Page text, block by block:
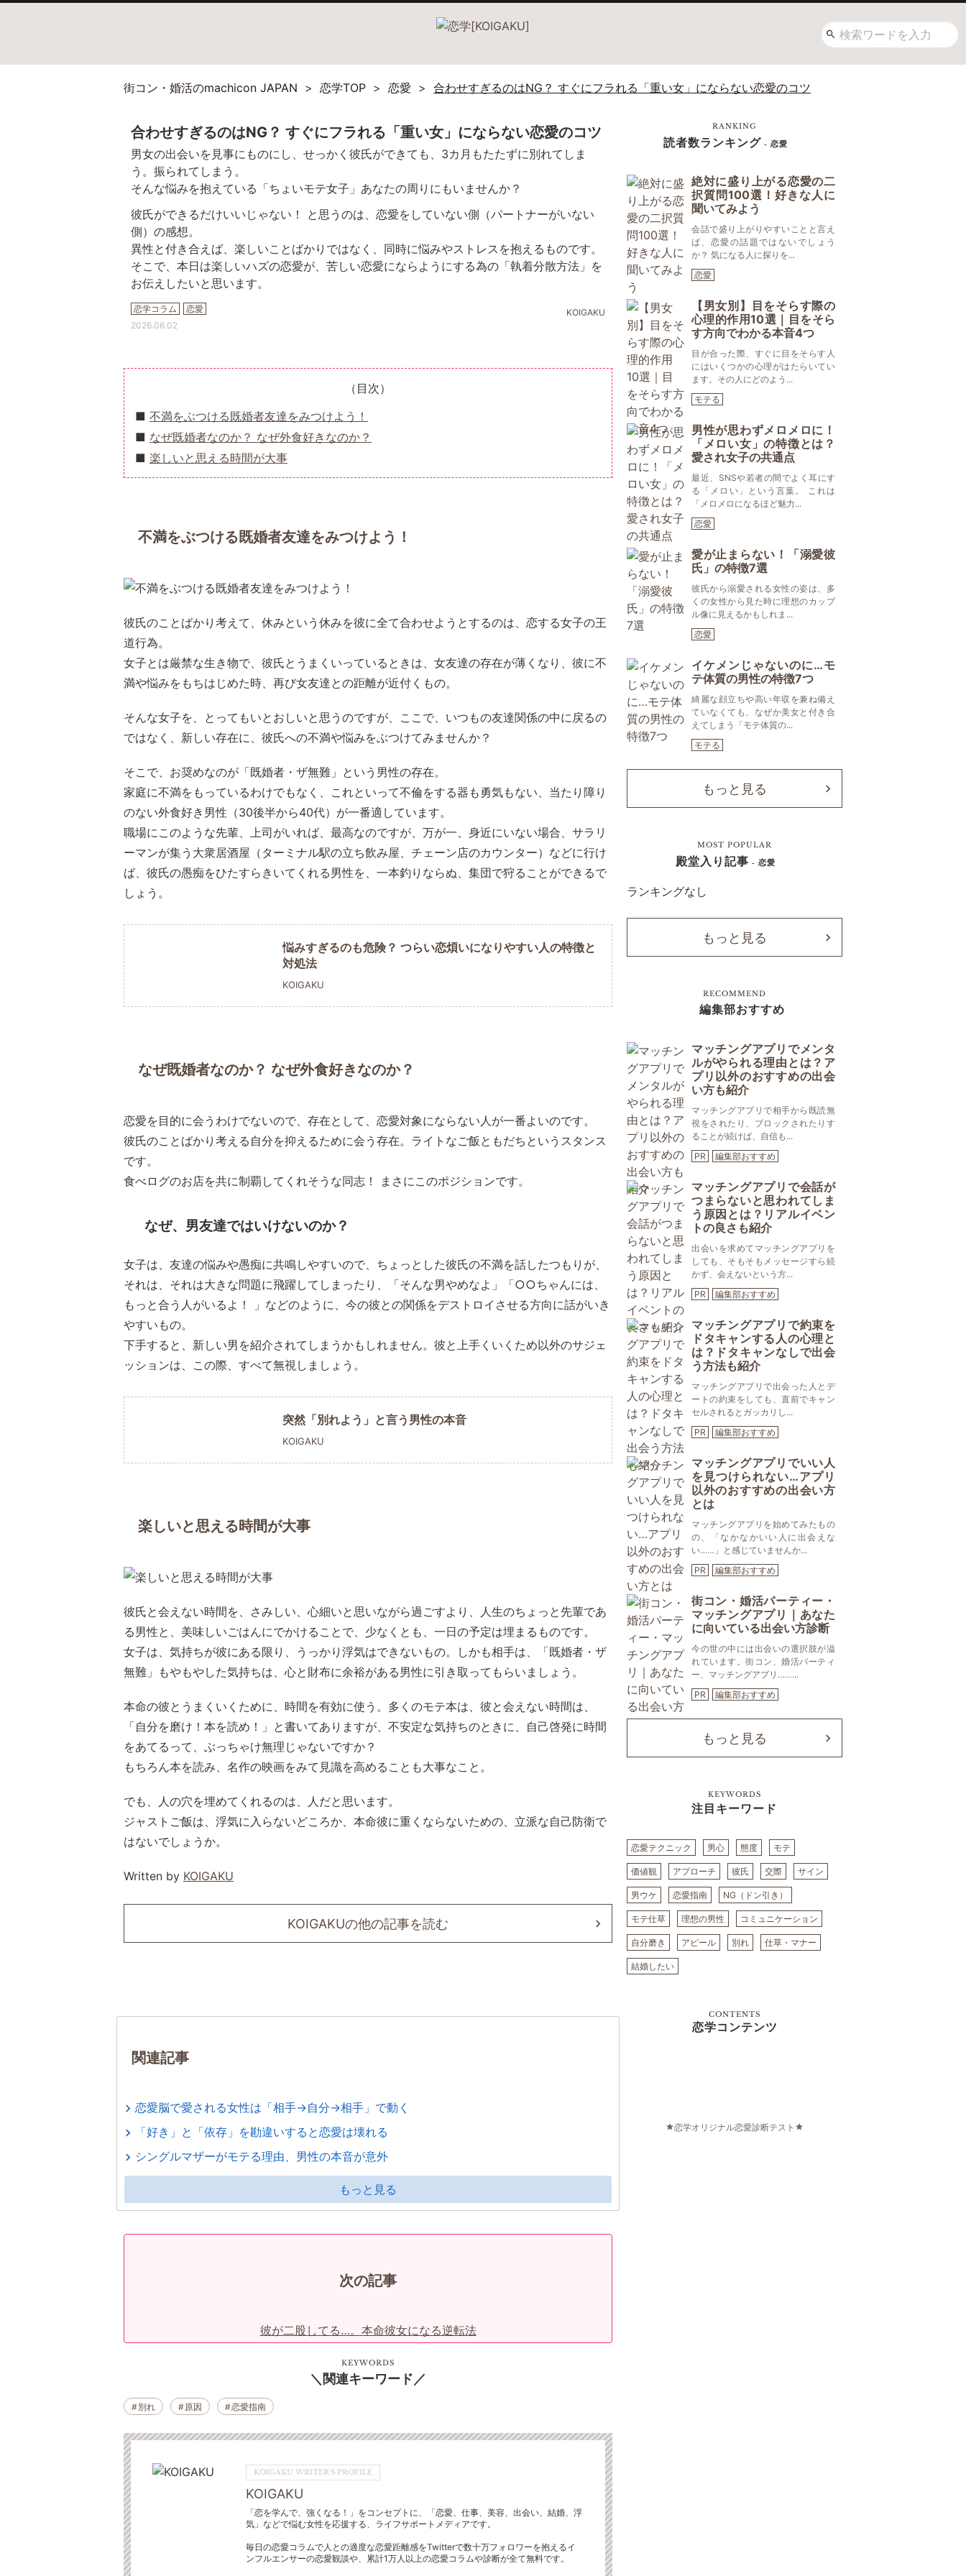
街コン・婚活のmachicon JAPAN 恋学TOP 恋愛 合わせすぎるのはNG？ すぐにフラれる「重い女」にならない恋愛のコツ
合わせすぎるのはNG？ すぐにフラれる「重い女」にならない恋愛のコツ
男女の出会いを見事にものにし、せっかく彼氏ができても、3カ月もたたずに別れてしま
う。振られてしまう。
そんな悩みを抱えている「ちょいモテ女子」あなたの周りにもいませんか？
彼氏ができるだけいいじゃない！ と思うのは、恋愛をしていない側（パートナーがいない
側）の感想。
異性と付き合えば、楽しいことばかりではなく、同時に悩みやストレスを抱えるものです。
そこで、本日は楽しいハズの恋愛が、苦しい恋愛にならようにする為の「執着分散方法」を
お伝えしたいと思います。
恋学コラム 恋愛
KOIGAKU
2026.06.02
（目次）
不満をぶつける既婚者友達をみつけよう！
なぜ既婚者なのか？ なぜ外食好きなのか？
楽しいと思える時間が大事
不満をぶつける既婚者友達をみつけよう！
彼氏のことばかり考えて、休みという休みを彼に全て合わせようとするのは、恋する女子の王
道行為。
女子とは厳禁な生き物で、彼氏とうまくいっているときは、女友達の存在が薄くなり、彼に不
満や悩みをもちはじめた時、再び女友達との距離が近付くもの。
そんな女子を、とってもいとおしいと思うのですが、ここで、いつもの友達関係の中に戻るの
ではなく、新しい存在に、彼氏への不満や悩みをぶつけてみませんか？
そこで、お奨めなのが「既婚者・ザ無難」という男性の存在。
家庭に不満をもっているわけでもなく、これといって不倫をする器も勇気もない、当たり障り
のない外食好き男性（30後半から40代）が一番適しています。
職場にこのような先輩、上司がいれば、最高なのですが、万が一、身近にいない場合、サラリ
ーマンが集う大衆居酒屋（ターミナル駅の立ち飲み屋、チェーン店のカウンター）などに行け
ば、彼氏の愚痴をひたすらきいてくれる男性を、一本釣りならぬ、集団で狩ることができるで
しょう。
悩みすぎるのも危険？ つらい恋煩いになりやすい人の特徴と
対処法
KOIGAKU
なぜ既婚者なのか？ なぜ外食好きなのか？
恋愛を目的に会うわけでないので、存在として、恋愛対象にならない人が一番よいのです。
彼氏のことばかり考える自分を抑えるために会う存在。ライトなご飯ともだちというスタンス
です。
食べログのお店を共に制覇してくれそうな同志！ まさにこのポジションです。
なぜ、男友達ではいけないのか？
女子は、友達の悩みや愚痴に共鳴しやすいので、ちょっとした彼氏の不満を話したつもりが、
それは、それは大きな問題に飛躍してしまったり、「そんな男やめなよ」「○○ちゃんには、
もっと合う人がいるよ！ 」などのように、今の彼との関係をデストロイさせる方向に話がいき
やすいもの。
下手すると、新しい男を紹介されてしまうかもしれません。彼と上手くいくため以外のサジェ
ッションは、この際、すべて無視しましょう。
突然「別れよう」と言う男性の本音
KOIGAKU
楽しいと思える時間が大事
彼氏と会えない時間を、さみしい、心細いと思いながら過ごすより、人生のちょっと先輩であ
る男性と、美味しいごはんにでかけることで、少なくとも、一日の予定は埋まるものです。
女子は、気持ちが彼にある限り、うっかり浮気はできないもの。しかも相手は、「既婚者・ザ
無難」もやもやした気持ちは、心と財布に余裕がある男性に引き取ってもらいましょう。
本命の彼とうまくいくために、時間を有効に使う。多くのモテ本は、彼と会えない時間は、
「自分を磨け！本を読め！」と書いてありますが、不安定な気持ちのときに、自己啓発に時間
をあてるって、ぶっちゃけ無理じゃないですか？
もちろん本を読み、名作の映画をみて見識を高めることも大事なこと。
でも、人の穴を埋めてくれるのは、人だと思います。
ジャストご飯は、浮気に入らないどころか、本命彼に重くならないための、立派な自己防衛で
はないでしょうか。
Written by KOIGAKU
KOIGAKUの他の記事を読む
関連記事
恋愛脳で愛される女性は「相手→自分→相手」で動く
「好き」と「依存」を勘違いすると恋愛は壊れる
シングルマザーがモテる理由、男性の本音が意外
もっと見る
次の記事
彼が二股してる…。本命彼女になる逆転法
KEYWORDS
関連キーワード
別れ 原因 恋愛指南
KOIGAKU WRITER'S PROFILE
KOIGAKU
「恋を学んで、強くなる！」をコンセプトに、「恋愛、仕事、美容、出会い、結婚、浮
気」などで悩む女性を応援する、ライフサポートメディアです。
毎日の恋愛コラムで人との適度な恋愛距離感をTwitterで数十万フォロワーを抱えるイ
ンフルエンサーの恋愛観談や、累計1万人以上の恋愛コラムや診断が全て無料です。
RANKING
読者数ランキング - 恋愛
絶対に盛り上がる恋愛の二
択質問100選！好きな人に
聞いてみよう
会話で盛り上がりやすいことと言え
ば、恋愛の話題ではないでしょう
か？ 気になる人に探りを...
恋愛
【男女別】目をそらす際の
心理的作用10選｜目をそら
す方向でわかる本音4つ
目が合った際、すぐに目をそらす人
にはいくつかの心理がはたらいてい
ます。その人にどのよう...
モテる
男性が思わずメロメロに！
「メロい女」の特徴とは？
愛され女子の共通点
最近、SNSや若者の間でよく耳にす
る「メロい」という言葉。 これは
「メロメロになるほど魅力...
恋愛
愛が止まらない！「溺愛彼
氏」の特徴7選
彼氏から溺愛される女性の姿は、多
くの女性から見た時に理想のカップ
ル像に見えるかもしれま...
恋愛
イケメンじゃないのに…モ
テ体質の男性の特徴7つ
綺麗な顔立ちや高い年収を兼ね備え
ていなくても、なぜか美女と付き合
えてしまう「モテ体質の...
モテる
もっと見る
MOST POPULAR
殿堂入り記事 - 恋愛
ランキングなし
もっと見る
RECOMMEND
編集部おすすめ
マッチングアプリでメンタ
ルがやられる理由とは？ア
プリ以外のおすすめの出会
い方も紹介
マッチングアプリで相手から既読無
視をされたり、ブロックされたりす
ることが続けば、自信も...
PR
編集部おすすめ
マッチングアプリで会話が
つまらないと思われてしま
う原因とは？リアルイベン
トの良さも紹介
出会いを求めてマッチングアプリを
しても、そもそもメッセージすら続
かず、会えないという方...
PR
編集部おすすめ
マッチングアプリで約束を
ドタキャンする人の心理と
は？ドタキャンなしで出会
う方法も紹介
マッチングアプリで出会った人とデ
ートの約束をしても、直前でキャン
セルされるとガッカリし...
PR
編集部おすすめ
マッチングアプリでいい人
を見つけられない…アプリ
以外のおすすめの出会い方
とは
マッチングアプリを始めてみたもの
の、「なかなかいい人に出会えな
い……」と感じていませんか...
PR
編集部おすすめ
街コン・婚活パーティー・
マッチングアプリ｜あなた
に向いている出会い方診断
今の世の中には出会いの選択肢が溢
れています。街コン、婚活パーティ
ー、マッチングアプリ……...
PR
編集部おすすめ
もっと見る
KEYWORDS
注目キーワード
恋愛テクニック 男心 態度 モテ
価値観 アプローチ 彼氏 交際 サイン
男ウケ 恋愛指南 NG（ドン引き）
モテ仕草 理想の男性 コミュニケーション
自分磨き アピール 別れ 仕草・マナー
結婚したい
CONTENTS
恋学コンテンツ
恋学オリジナル恋愛診断テスト